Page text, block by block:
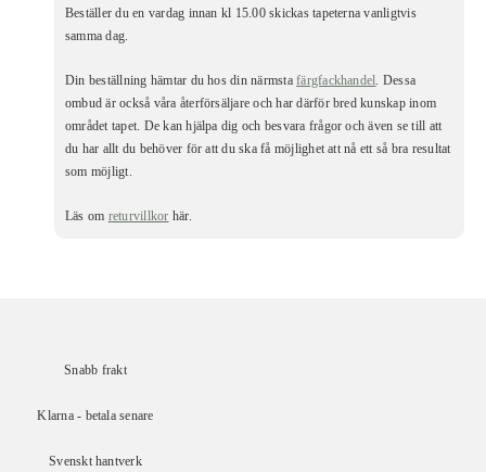
Beställer du en vardag innan kl 15.00 skickas tapeterna vanligtvis
samma dag.
Din beställning hämtar du hos din närmstafärgfackhandel. Dessa
ombud är också våra återförsäljare och har därför bred kunskap inom
området tapet. De kan hjälpa dig och besvara frågor och även se till att
du har allt du behöver för att du ska få möjlighet att nå ett så bra resultat
som möjligt.
Läs om returvillkor här.
Snabb frakt
Klarna - betala senare
Svenskt hantverk